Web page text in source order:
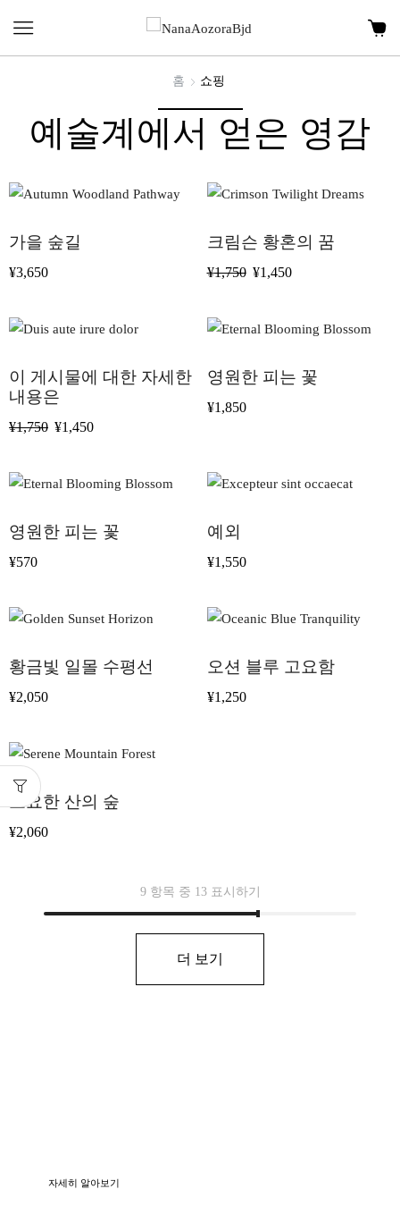
홈 쇼핑
예술계에서 얻은 영감
자세히 알아보기
가을 숲길
¥3,650
크림슨 황혼의 꿈
¥1,750 ¥1,450
이 게시물에 대한 자세한
내용은
¥1,750 ¥1,450
영원한 피는 꽃
¥1,850
영원한 피는 꽃
¥570
예외
¥1,550
황금빛 일몰 수평선
¥2,050
오션 블루 고요함
¥1,250
고요한 산의 숲
¥2,060
9 항목 중 13 표시하기
더 보기